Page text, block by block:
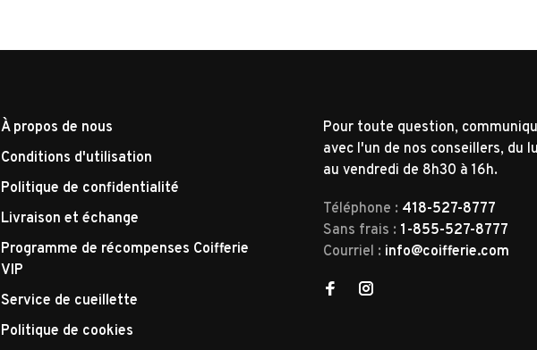
À propos de nous
Conditions d'utilisation
Politique de confidentialité
Livraison et échange
Programme de récompenses Coifferie
VIP
Service de cueillette
Politique de cookies
Pour toute question,
avec l'un de nos conseillers, du
au vendredi de 8h30 à 16h.
Téléphone : 418-527-8777
Sans frais : 1-855-527-8777
Courriel : info@coifferie.com